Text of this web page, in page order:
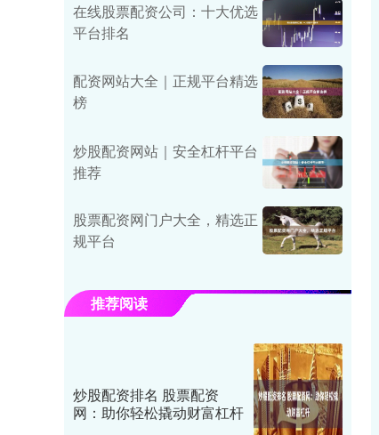
在线股票配资公司：十大优选
平台排名
配资网站大全｜正规平台精选
榜
炒股配资网站｜安全杠杆平台
推荐
股票配资网门户大全，精选正
规平台
推荐阅读
炒股配资排名 股票配资
网：助你轻松撬动财富杠杆